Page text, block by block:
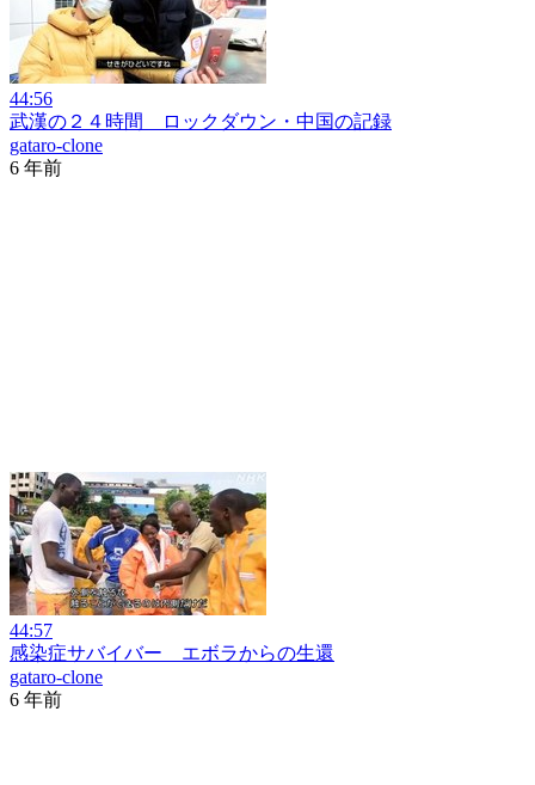
44:56
武漢の２４時間 ロックダウン・中国の記録
gataro-clone
6 年前
44:57
感染症サバイバー エボラからの生還
gataro-clone
6 年前